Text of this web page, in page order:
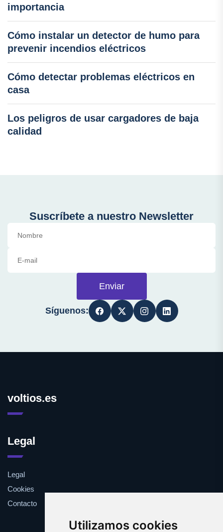
Utilizamos cookies
importancia
Cómo instalar un detector de humo para
prevenir incendios eléctricos
Cómo detectar problemas eléctricos en
casa
Los peligros de usar cargadores de baja
calidad
Suscríbete a nuestro Newsletter
Enviar
Síguenos:
voltios.es
Legal
Legal
Cookies
Contacto